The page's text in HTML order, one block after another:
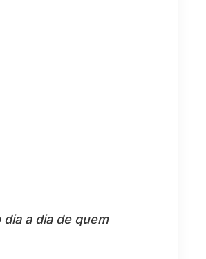
a dia de quem